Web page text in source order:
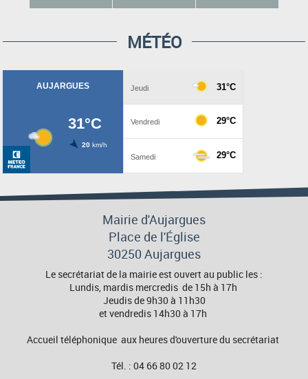
MÉTÉO
Mairie d'Aujargues
Place de l'Église
30250 Aujargues
Le secrétariat de la mairie est ouvert au public les :
Lundis, mardis mercredis de 15h à 17h
Jeudis de 9h30 à 11h30
et vendredis 14h30 à 17h
Accueil téléphonique aux heures d'ouverture du secrétariat
Tél. : 04 66 80 02 12